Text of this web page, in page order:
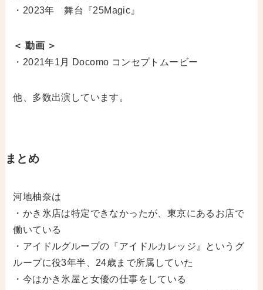
・2023年 舞台『25Magic』
＜ 動画 ＞
・2021年1月 Docomo コンセプトムービー
他、多数出演しています。
まとめ
河地柚奈は
・かき氷店は特定できなかったが、東京にあるお店で
働いている
・アイドルグループの『アイドルカレッジ』というグ
ループに役3年半、24歳まで所属していた
・今はかき氷屋と女優の仕事をしている